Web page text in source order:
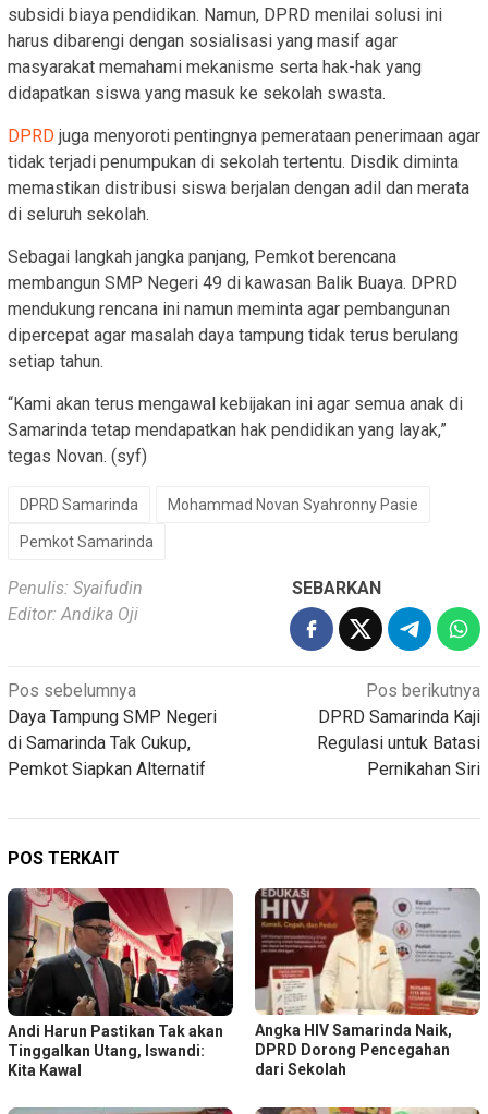
subsidi biaya pendidikan. Namun, DPRD menilai solusi ini
harus dibarengi dengan sosialisasi yang masif agar
masyarakat memahami mekanisme serta hak-hak yang
didapatkan siswa yang masuk ke sekolah swasta.
DPRD juga menyoroti pentingnya pemerataan penerimaan agar
tidak terjadi penumpukan di sekolah tertentu. Disdik diminta
memastikan distribusi siswa berjalan dengan adil dan merata
di seluruh sekolah.
Sebagai langkah jangka panjang, Pemkot berencana
membangun SMP Negeri 49 di kawasan Balik Buaya. DPRD
mendukung rencana ini namun meminta agar pembangunan
dipercepat agar masalah daya tampung tidak terus berulang
setiap tahun.
“Kami akan terus mengawal kebijakan ini agar semua anak di
Samarinda tetap mendapatkan hak pendidikan yang layak,”
tegas Novan. (syf)
DPRD Samarinda Mohammad Novan Syahronny Pasie
Pemkot Samarinda
Penulis: Syaifudin
Editor: Andika Oji
SEBARKAN
Navigasi
pos
Pos sebelumnya
Daya Tampung SMP Negeri
di Samarinda Tak Cukup,
Pemkot Siapkan Alternatif
Pos berikutnya
DPRD Samarinda Kaji
Regulasi untuk Batasi
Pernikahan Siri
POS TERKAIT
Andi Harun Pastikan Tak akan
Tinggalkan Utang, Iswandi:
Kita Kawal
Angka HIV Samarinda Naik,
DPRD Dorong Pencegahan
dari Sekolah